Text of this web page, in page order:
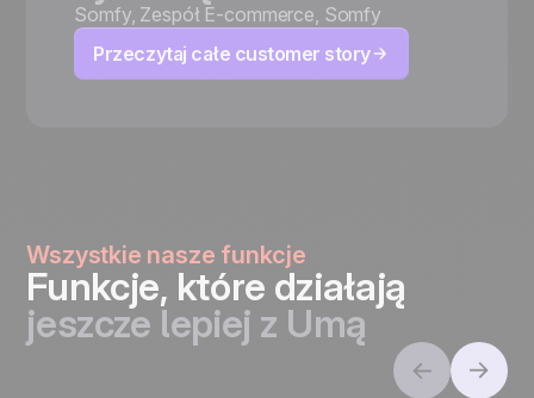
Somfy, Zespół E-commerce, Somfy
Przeczytaj całe customer story
Wszystkie nasze funkcje
Funkcje, które działają
jeszcze lepiej z Umą